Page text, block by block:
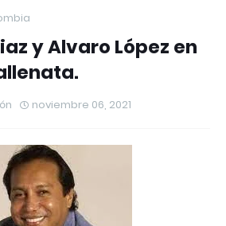
y Alvaro López en
noviembre 06, 2021